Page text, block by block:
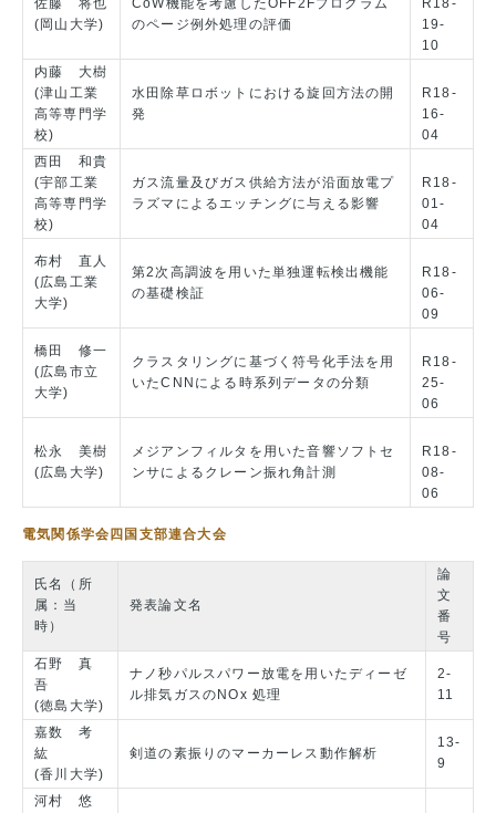
佐藤 将也
(岡山大学)
CoW機能を考慮したOFF2Fプログラム
のページ例外処理の評価
R18-
19-
10
内藤 大樹
(津山工業
高等専門学
校)
水田除草ロボットにおける旋回方法の開
発
R18-
16-
04
西田 和貴
(宇部工業
高等専門学
校)
ガス流量及びガス供給方法が沿面放電プ
ラズマによるエッチングに与える影響
R18-
01-
04
布村 直人
(広島工業
大学)
第2次高調波を用いた単独運転検出機能
の基礎検証
R18-
06-
09
橋田 修一
(広島市立
大学)
クラスタリングに基づく符号化手法を用
いたCNNによる時系列データの分類
R18-
25-
06
松永 美樹
(広島大学)
メジアンフィルタを用いた音響ソフトセ
ンサによるクレーン振れ角計測
R18-
08-
06
電気関係学会四国支部連合大会
氏名（所
属：当
時）
発表論文名
論
文
番
号
石野 真
吾
(徳島大学)
ナノ秒パルスパワー放電を用いたディーゼ
ル排気ガスのNOx 処理
2-
11
嘉数 考
紘
(香川大学)
剣道の素振りのマーカーレス動作解析
13-
9
河村 悠